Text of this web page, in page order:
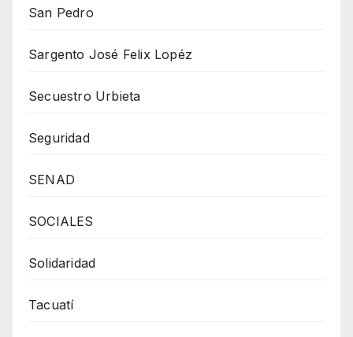
San Pedro
Sargento José Felix Lopéz
Secuestro Urbieta
Seguridad
SENAD
SOCIALES
Solidaridad
Tacuatí